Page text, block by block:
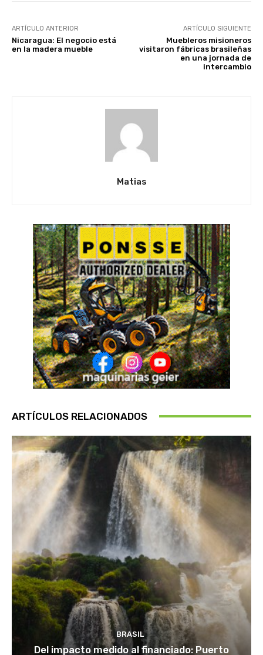
ARTÍCULO ANTERIOR
Nicaragua: El negocio está
en la madera mueble
ARTÍCULO SIGUIENTE
Muebleros misioneros
visitaron fábricas brasileñas
en una jornada de
intercambio
Matias
ARTÍCULOS RELACIONADOS
BRASIL
Del impacto medido al financiado: Puerto